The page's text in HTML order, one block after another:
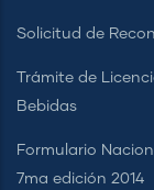
Solicitud de
Trámite de
Bebidas
Formulario
7ma edición 2014